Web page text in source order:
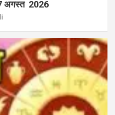
अगस्त 2026